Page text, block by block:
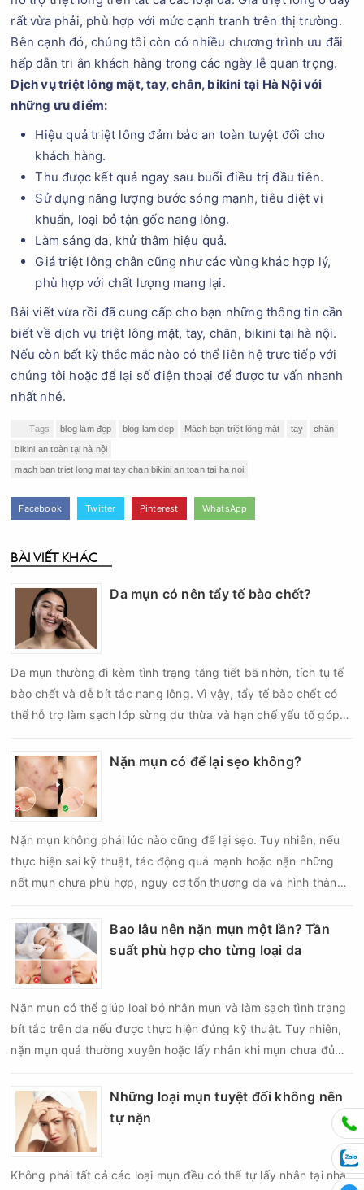
rất vừa phải, phù hợp với mức cạnh tranh trên thị trường.
Bên cạnh đó, chúng tôi còn có nhiều chương trình ưu đãi
hấp dẫn tri ân khách hàng trong các ngày lễ quan trọng.
Dịch vụ triệt lông mặt, tay, chân, bikini tại Hà Nội với
những ưu điểm:
Hiệu quả triệt lông đảm bảo an toàn tuyệt đối cho
khách hàng.
Thu được kết quả ngay sau buổi điều trị đầu tiên.
Sử dụng năng lượng bước sóng mạnh, tiêu diệt vi
khuẩn, loại bỏ tận gốc nang lông.
Làm sáng da, khử thâm hiệu quả.
Giá triệt lông chân cũng như các vùng khác hợp lý,
phù hợp với chất lượng mang lại.
Bài viết vừa rồi đã cung cấp cho bạn những thông tin cần
biết về dịch vụ triệt lông mặt, tay, chân, bikini tại hà nội.
Nếu còn bất kỳ thắc mắc nào có thể liên hệ trực tiếp với
chúng tôi hoặc để lại số điện thoại để được tư vấn nhanh
nhất nhé.
Tags blog làm đẹp blog lam dep Mách bạn triệt lông mặt tay chân
bikini an toàn tại hà nội
mach ban triet long mat tay chan bikini an toan tai ha noi
Facebook Twitter Pinterest WhatsApp
BÀI VIẾT KHÁC
Da mụn có nên tẩy tế bào chết?
Da mụn thường đi kèm tình trạng tăng tiết bã nhờn, tích tụ tế
bào chết và dễ bít tắc nang lông. Vì vậy, tẩy tế bào chết có
thể hỗ trợ làm sạch lớp sừng dư thừa và hạn chế yếu tố góp
mụn càng tẩy nhiều càng tốt. Lựa chọn sai sản phẩm, chà xát
quá mạnh hoặc tẩy tế bào chết quá thường xuyên có thể làm
tổn thương hàng rào bảo vệ da, tăng kích ứng và khiến các
nốt mụn viêm trở nên khó kiểm soát hơn. Vậy da mụn có nên
tẩy tế bào chết không, nên chọn loại nào và bao nhiêu lần mỗi
tuần?
Nặn mụn có để lại sẹo không?
Nặn mụn không phải lúc nào cũng để lại sẹo. Tuy nhiên, nếu
thực hiện sai kỹ thuật, tác động quá mạnh hoặc nặn những
nốt mụn chưa phù hợp, nguy cơ tổn thương da và hình thành
hoặc mụn nang nằm sâu dưới da, việc cố gắng lấy nhân bằng
tay có thể làm tổn thương cấu trúc da thay vì giúp mụn nhanh
lành. Vậy nặn mụn có để lại sẹo không, đâu là nguyên nhân
khiến da bị sẹo sau nặn và làm thế nào để hạn chế biến
chứng?
Bao lâu nên nặn mụn một lần? Tần
suất phù hợp cho từng loại da
Nặn mụn có thể giúp loại bỏ nhân mụn và làm sạch tình trạng
bít tắc trên da nếu được thực hiện đúng kỹ thuật. Tuy nhiên,
nặn mụn quá thường xuyên hoặc lấy nhân khi mụn chưa đủ
thâm sẹo. Vì vậy, bao lâu nên nặn mụn một lần là vấn đề được
nhiều người quan tâm khi xây dựng routine chăm sóc da. Tần
suất lấy nhân mụn không nên áp dụng giống nhau cho mọi
người mà cần dựa trên loại da, tình trạng mụn và khả năng
phục hồi của da.
Những loại mụn tuyệt đối không nên
tự nặn
Không phải tất cả các loại mụn đều có thể tự lấy nhân tại nhà.